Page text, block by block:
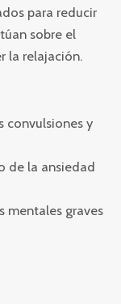
para reducir
sobre el
la relajación.
convulsiones y
de la ansiedad
mentales graves